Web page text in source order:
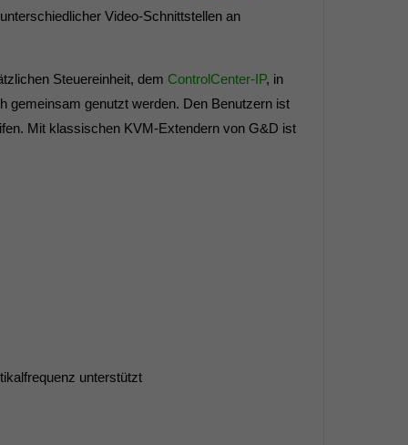
Video-Schnittstellen an
Steuereinheit, dem ControlCenter-IP, in
gemeinsam genutzt werden. Den Benutzern ist
Mit klassischen KVM-Extendern von G&D ist
unterstützt